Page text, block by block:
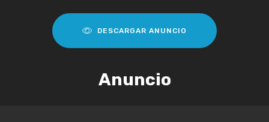
DESCARGAR ANUNCIO
Anuncio